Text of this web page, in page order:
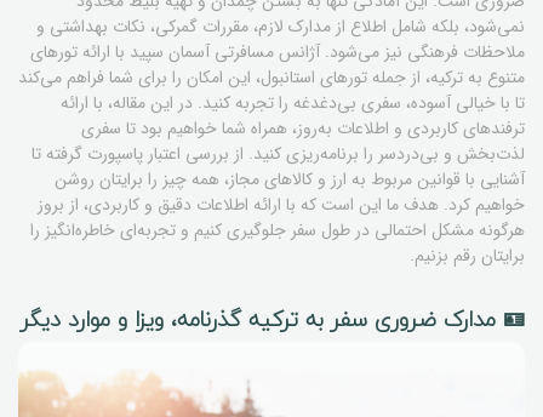
نمی‌شود، بلکه شامل اطلاع از مدارک لازم، مقررات گمرکی، نکات بهداشتی و
ملاحظات فرهنگی نیز می‌شود. آژانس مسافرتی آسمان سپید با ارائه تورهای
متنوع به ترکیه، از جمله تورهای استانبول، این امکان را برای شما فراهم می‌کند
تا با خیالی آسوده، سفری بی‌دغدغه را تجربه کنید. در این مقاله، با ارائه
ترفندهای کاربردی و اطلاعات به‌روز، همراه شما خواهیم بود تا سفری
لذت‌بخش و بی‌دردسر را برنامه‌ریزی کنید. از بررسی اعتبار پاسپورت گرفته تا
آشنایی با قوانین مربوط به ارز و کالاهای مجاز، همه چیز را برایتان روشن
خواهیم کرد. هدف ما این است که با ارائه اطلاعات دقیق و کاربردی، از بروز
هرگونه مشکل احتمالی در طول سفر جلوگیری کنیم و تجربه‌ای خاطره‌انگیز را
برایتان رقم بزنیم.
🪪 مدارک ضروری سفر به ترکیه گذرنامه، ویزا و موارد دیگر